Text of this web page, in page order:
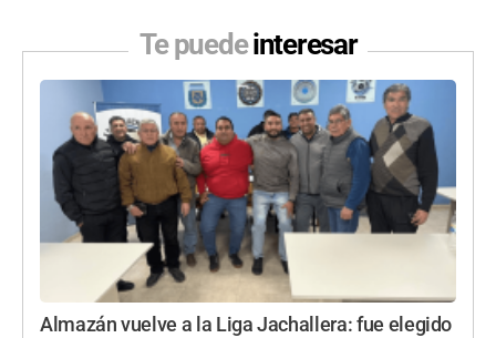
Te puedeinteresar
Almazán vuelve a la Liga Jachallera: fue elegido